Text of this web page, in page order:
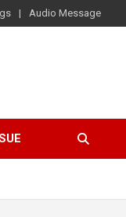
Audio Message